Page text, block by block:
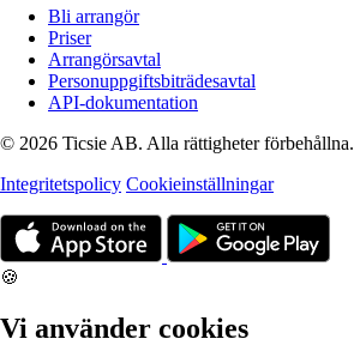
Bli arrangör
Priser
Arrangörsavtal
Personuppgiftsbiträdesavtal
API-dokumentation
© 2026 Ticsie AB. Alla rättigheter förbehållna.
Integritetspolicy Cookieinställningar
🍪
Vi använder cookies